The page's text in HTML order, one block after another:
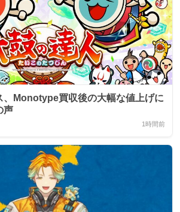
、Monotype買収後の大幅な値上げに
声
1時間前